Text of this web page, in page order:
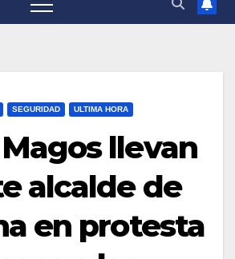
SEGURIDAD ULTIMA HORA
llevan
alcalde de
en protesta